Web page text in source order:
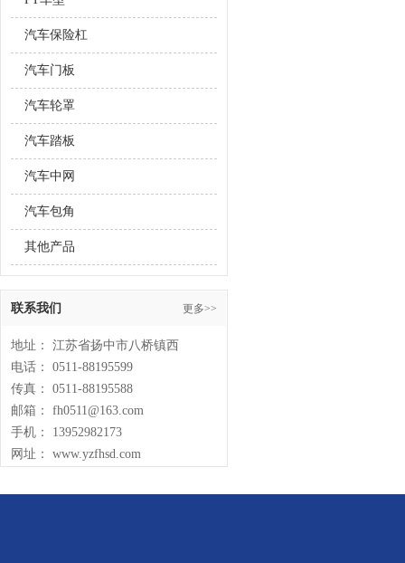
汽车保险杠
汽车门板
汽车轮罩
汽车踏板
汽车中网
汽车包角
其他产品
联系我们 更多>>
地址： 江苏省扬中市八桥镇西
电话： 0511-88195599
传真： 0511-88195588
邮箱： fh0511@163.com
手机： 13952982173
网址： www.yzfhsd.com